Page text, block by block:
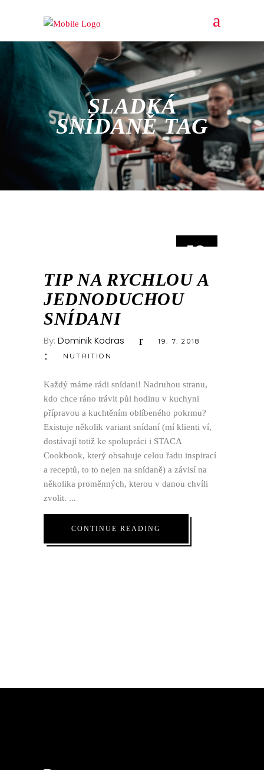
SLADKÁ
SNÍDANĚ TAG
19
TIP NA RYCHLOU A
JEDNODUCHOU
SNÍDANI
By: Dominik Kodras
19. 7. 2018
NUTRITION
Každý máme rádi snídani! Nadruhou stranu,
kdo chce ráno trávit půl hodinu v kuchyni
přípravou a kuchtěním oblíbeného pokrmu?
Existuje několik variant snídaní (mí klienti ví,
dostávají totiž ke spolupráci i STACA
Cookbook, který obsahuje celou řadu inspirací
a receptů, to to nejen na snídaně) a závisí na
několika proměnných, kterou v danou chvíli
zvolit.
CONTINUE READING